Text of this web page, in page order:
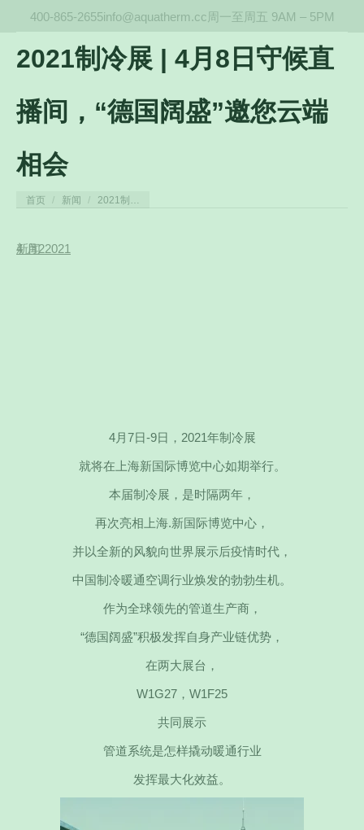
400-865-2655info@aquatherm.cc 周一至周五 9AM – 5PM
2021制冷展 | 4月8日守候直
播间，“德国阔盛”邀您云端
相会
您在这里：
首页 新闻 2021制…
4 月22021
新闻
4月7日-9日，2021年制冷展
就将在上海新国际博览中心如期举行。
本届制冷展，是时隔两年，
再次亮相上海.新国际博览中心，
并以全新的风貌向世界展示后疫情时代，
中国制冷暖通空调行业焕发的勃勃生机。
作为全球领先的管道生产商，
“德国阔盛”积极发挥自身产业链优势，
在两大展台，
W1G27，W1F25
共同展示
管道系统是怎样撬动暖通行业
发挥最大化效益。